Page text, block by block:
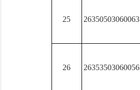
25 26350503060063
26 26353503060056